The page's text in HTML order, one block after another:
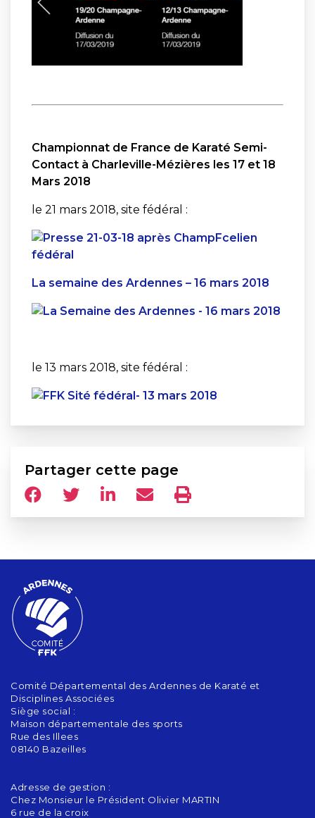
Championnat de France de Karaté Semi-
Contact à Charleville-Mézières les 17 et 18
Mars 2018
le 21 mars 2018, site fédéral :
lien
fédéral
La semaine des Ardennes – 16 mars 2018
le 13 mars 2018, site fédéral :
Partager cette page
Comité Départemental des Ardennes de Karaté et
Disciplines Associées
Siège social :
Maison départementale des sports
Rue des Illees
08140 Bazeilles
Adresse de gestion :
Chez Monsieur le Président Olivier MARTIN
6 rue de la croix